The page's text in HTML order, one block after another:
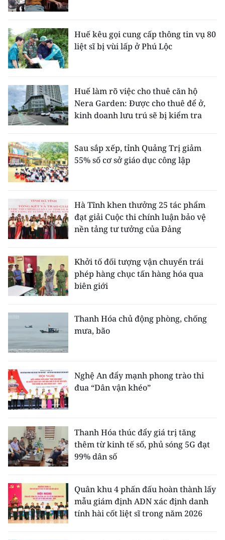
Huế kêu gọi cung cấp thông tin vụ 80
liệt sĩ bị vùi lấp ở Phú Lộc
Huế làm rõ việc cho thuê căn hộ
Nera Garden: Được cho thuê để ở,
kinh doanh lưu trú sẽ bị kiểm tra
Sau sắp xếp, tỉnh Quảng Trị giảm
55% số cơ sở giáo dục công lập
Hà Tĩnh khen thưởng 25 tác phẩm
đạt giải Cuộc thi chính luận bảo vệ
nền tảng tư tưởng của Đảng
Khởi tố đối tượng vận chuyển trái
phép hàng chục tấn hàng hóa qua
biên giới
Thanh Hóa chủ động phòng, chống
mưa, bão
Nghệ An đẩy mạnh phong trào thi
đua “Dân vận khéo”
Thanh Hóa thúc đẩy giá trị tăng
thêm từ kinh tế số, phủ sóng 5G đạt
99% dân số
Quân khu 4 phấn đấu hoàn thành lấy
mẫu giám định ADN xác định danh
tính hài cốt liệt sĩ trong năm 2026